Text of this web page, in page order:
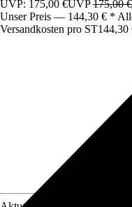
UVP: 175,00 €UVP175,00 €
Unser Preis — 144,30 € *
Versandkosten pro ST144,30